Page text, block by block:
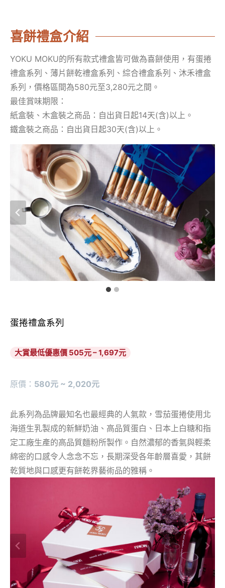
喜餅禮盒介紹
YOKU MOKU的所有款式禮盒皆可做為喜餅使用，有蛋捲
禮盒系列、薄片餅乾禮盒系列、綜合禮盒系列、沐禾禮盒
系列，價格區間為580元至3,280元之間。
最佳賞味期限：
紙盒裝、木盒裝之商品：自出貨日起14天(含)以上。
鐵盒裝之商品：自出貨日起30天(含)以上。
蛋捲禮盒系列
大賞最低優惠價 505元 – 1,697元
原價： 580元 ~ 2,020元
此系列為品牌最知名也最經典的人氣款，雪茄蛋捲使用北
海道生乳製成的新鮮奶油、高品質蛋白、日本上白糖和指
定工廠生產的高品質麵粉所製作。自然濃郁的香氣與輕柔
綿密的口感令人念念不忘，長期深受各年齡層喜愛，其餅
乾質地與口感更有餅乾界藝術品的雅稱。